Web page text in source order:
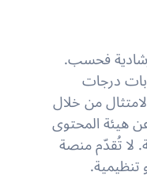
فحسب.
درجات
من خلال
هيئة المحتوى
لا تُقدّم منصة
تنظيمية.